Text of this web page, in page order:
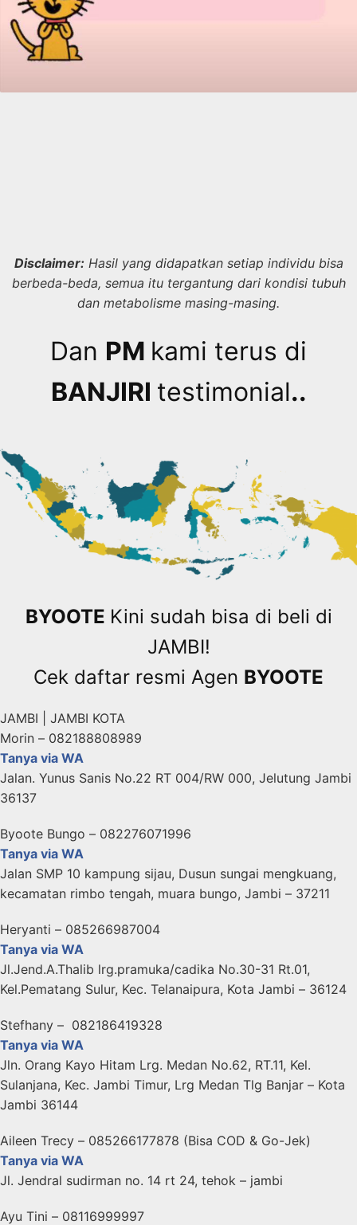
Disclaimer: Hasil yang didapatkan setiap individu bisa
berbeda-beda, semua itu tergantung dari kondisi tubuh
dan metabolisme masing-masing.
Dan PM kami terus di
BANJIRI testimonial..
BYOOTE Kini sudah bisa di beli di
JAMBI!
Cek daftar resmi Agen BYOOTE
JAMBI | JAMBI KOTA
Morin – 082188808989
Tanya via WA
Jalan. Yunus Sanis No.22 RT 004/RW 000, Jelutung Jambi
36137
Byoote Bungo – 082276071996
Tanya via WA
Jalan SMP 10 kampung sijau, Dusun sungai mengkuang,
kecamatan rimbo tengah, muara bungo, Jambi – 37211
Heryanti – 085266987004
Tanya via WA
Jl.Jend.A.Thalib lrg.pramuka/cadika No.30-31 Rt.01,
Kel.Pematang Sulur, Kec. Telanaipura, Kota Jambi – 36124
Stefhany – 082186419328
Tanya via WA
Jln. Orang Kayo Hitam Lrg. Medan No.62, RT.11, Kel.
Sulanjana, Kec. Jambi Timur, Lrg Medan Tlg Banjar – Kota
Jambi 36144
Aileen Trecy – 085266177878 (Bisa COD & Go-Jek)
Tanya via WA
Jl. Jendral sudirman no. 14 rt 24, tehok – jambi
Ayu Tini – 08116999997